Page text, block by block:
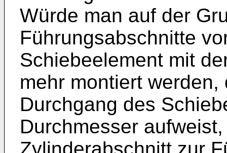
Würde man auf der
Führungsabschnitte
Schiebeelement mit
mehr montiert
Durchgang des
Durchmesser